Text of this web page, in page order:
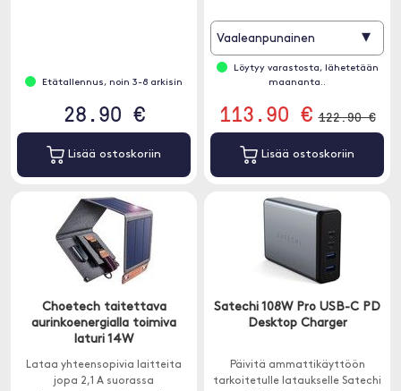
Etätallennus, noin 3-8 arkisin
28.90 €
Lisää ostoskoriin
Vaaleanpunainen ▾
Löytyy varastosta, lähetetään
maananta..
113.90 € 122.90 €
Lisää ostoskoriin
Choetech taitettava
aurinkoenergialla toimiva
laturi 14W
Lataa yhteensopivia laitteita
jopa 2,1 A suorassa
Satechi 108W Pro USB-C PD
Desktop Charger
Päivitä ammattikäyttöön
tarkoitetulle lataukselle Satechi